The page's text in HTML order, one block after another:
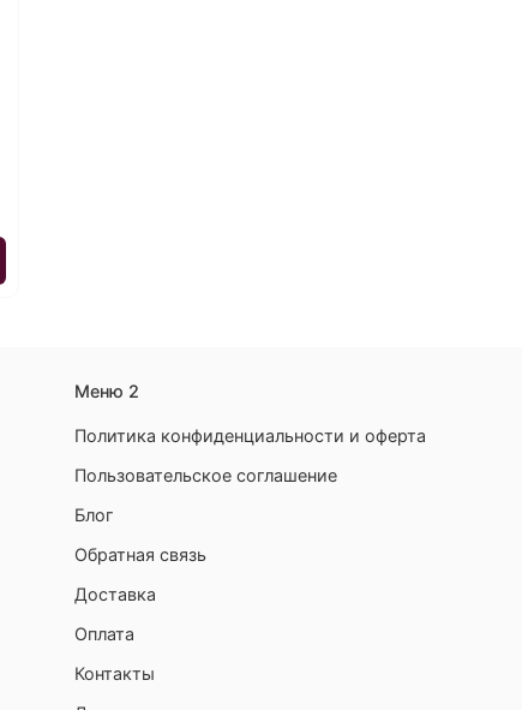
Меню 2
Политика конфиденциальности и оферта
Пользовательское соглашение
Блог
Обратная связь
Доставка
Оплата
Контакты